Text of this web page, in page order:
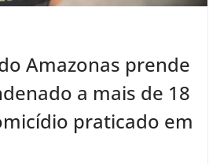
Amazonas prende
a mais de 18
praticado em